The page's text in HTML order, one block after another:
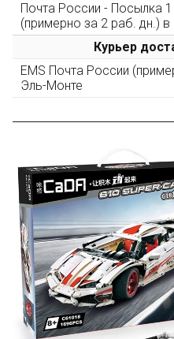
Скидка за обзор
(фото сборки)
Разместите фото
конструктора в
форуме или странице в
следующего набора (не
Скидка за отзыв
на нашем сайте
Оставьте отзыв (не
нашем сайте и получите
текстовый отзыв или
Скидка за отзыв
на Яндекс.Маркете
Почта России - Посылка
(примерно за 2 раб. дн.)
Курьер
EMS Почта России
Эль-Монте